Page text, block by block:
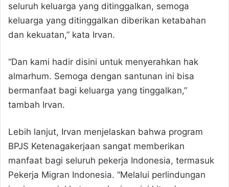
seluruh keluarga yang ditinggalkan, semoga
keluarga yang ditinggalkan diberikan ketabahan
dan kekuatan,” kata Irvan.
“Dan kami hadir disini untuk menyerahkan hak
almarhum. Semoga dengan santunan ini bisa
bermanfaat bagi keluarga yang tinggalkan,”
tambah Irvan.
Lebih lanjut, Irvan menjelaskan bahwa program
BPJS Ketenagakerjaan sangat memberikan
manfaat bagi seluruh pekerja Indonesia, termasuk
Pekerja Migran Indonesia. “Melalui perlindungan